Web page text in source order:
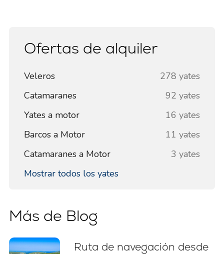
Ofertas de alquiler
Veleros
278 yates
Catamaranes
92 yates
Yates a motor
16 yates
Barcos a Motor
11 yates
Catamaranes a Motor
3 yates
Mostrar todos los yates
Más de Blog
Ruta de navegación desde